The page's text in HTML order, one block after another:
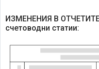
ИЗМЕНЕНИЯ В ОТЧЕТИТЕ
счетоводни статии: